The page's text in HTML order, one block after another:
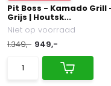
Pit Boss - Kamado Grill
Grijs | Houtsk...
Niet op voorraad
1.349,- 949,-